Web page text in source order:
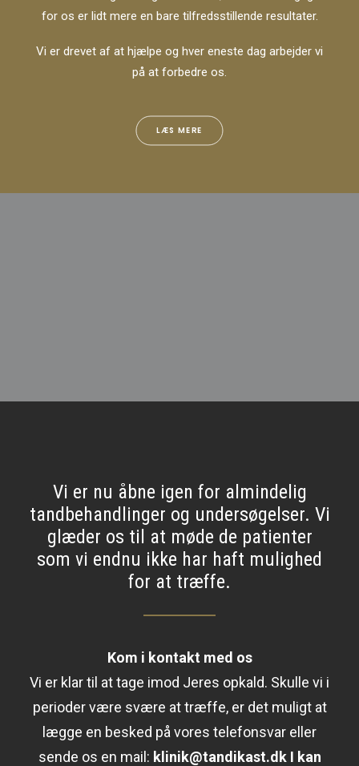
for os er lidt mere en bare tilfredsstillende resultater.
Vi er drevet af at hjælpe og hver eneste dag arbejder vi
på at forbedre os.
LÆS MERE
Vi er nu åbne igen for almindelig
tandbehandlinger og undersøgelser. Vi
glæder os til at møde de patienter
som vi endnu ikke har haft mulighed
for at træffe.
Kom i kontakt med os
Vi er klar til at tage imod Jeres opkald. Skulle vi i
perioder være svære at træffe, er det muligt at
lægge en besked på vores telefonsvar eller
sende os en mail: klinik@tandikast.dk I kan